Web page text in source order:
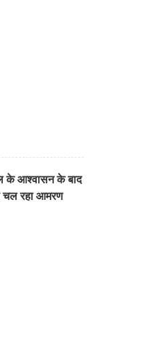
के आश्वासन के बाद
चल रहा आमरण